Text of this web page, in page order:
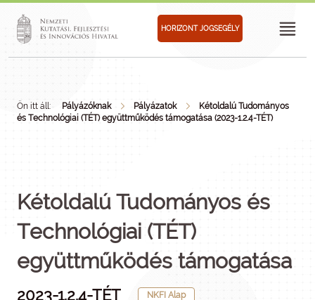
HORIZONT JOGSEGÉLY
Ön itt áll: Pályázóknak Pályázatok
Kétoldalú Tudományos
és Technológiai (TÉT) együttműködés támogatása (2023-1.2.4-TÉT)
Kétoldalú Tudományos és
Technológiai (TÉT)
együttműködés támogatása
2023-1.2.4-TÉT NKFI Alap